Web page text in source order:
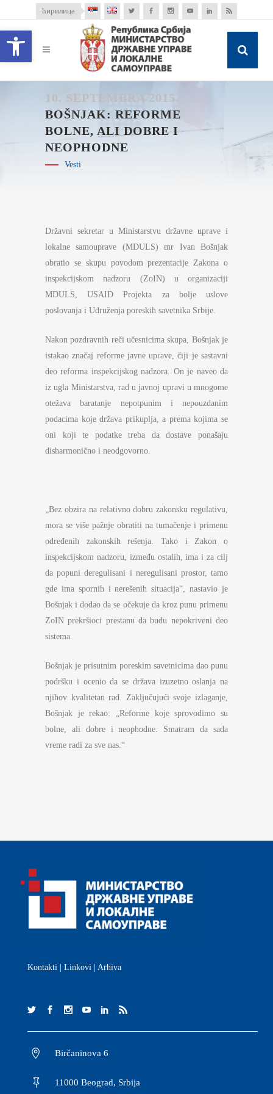
Open toolbar
ћирилица
10. SEPTEMBRA 2015.
BOŠNJAK: REFORME
BOLNE, ALI DOBRE I
NEOPHODNE
Vesti
Državni sekretar u Ministarstvu državne uprave i
lokalne samouprave (MDULS) mr Ivan Bošnjak
obratio se skupu povodom prezentacije Zakona o
inspekcijskom nadzoru (ZoIN) u organizaciji
MDULS, USAID Projekta za bolje uslove
poslovanja i Udruženja poreskih savetnika Srbije.
Nakon pozdravnih reči učesnicima skupa, Bošnjak je
istakao značaj reforme javne uprave, čiji je sastavni
deo reforma inspekcijskog nadzora. On je naveo da
iz ugla Ministarstva, rad u javnoj upravi u mnogome
otežava baratanje nepotpunim i nepouzdanim
podacima koje država prikuplja, a prema kojima se
oni koji te podatke treba da dostave ponašaju
disharmonično i neodgovorno.
„Bez obzira na relativno dobru zakonsku regulativu,
mora se više pažnje obratiti na tumačenje i primenu
određenih zakonskih rešenja. Tako i Zakon o
inspekcijskom nadzoru, između ostalih, ima i za cilj
da popuni deregulisani i neregulisani prostor, tamo
gde ima spornih i nerešenih situacija“, nastavio je
Bošnjak i dodao da se očekuje da kroz punu primenu
ZoIN prekršioci prestanu da budu nepokriveni deo
sistema.
Bošnjak je prisutnim poreskim savetnicima dao punu
podršku i ocenio da se država izuzetno oslanja na
njihov kvalitetan rad. Zaključujući svoje izlaganje,
Bošnjak je rekao: „Reforme koje sprovodimo su
bolne, ali dobre i neophodne. Smatram da sada
vreme radi za sve nas.“
Kontakti Linkovi Arhiva
Birčaninova 6
11000 Beograd, Srbija